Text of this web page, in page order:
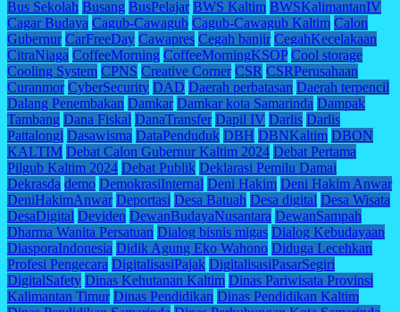
Bus Sekolah Busang BusPelajar BWS Kaltim BWSKalimantanIV
Cagar Budaya Cagub-Cawagub Cagub-Cawagub Kaltim Calon
Gubernur CarFreeDay Cawapres Cegah banjir CegahKecelakaan
CitraNiaga CoffeeMorning CoffeeMorningKSOP Cool storage
Cooling System CPNS Creative Corner CSR CSRPerusahaan
Curanmor CyberSecurity DAD Daerah perbatasan Daerah terpencil
Dalang Penembakan Damkar Damkar kota Samarinda Dampak
Tambang Dana Fiskal DanaTransfer Dapil IV Darlis Darlis
Pattalongi Dasawisma DataPenduduk DBH DBNKaltim DBON
KALTIM Debat Calon Gubernur Kaltim 2024 Debat Pertama
Pilgub Kaltim 2024 Debat Publik Deklarasi Pemilu Damai
Dekrasda demo DemokrasiInternal Deni Hakim Deni Hakim Anwar
DeniHakimAnwar Deportasi Desa Batuah Desa digital Desa Wisata
DesaDigital Deviden DewanBudayaNusantara DewanSampah
Dharma Wanita Persatuan Dialog bisnis migas Dialog Kebudayaan
DiasporaIndonesia Didik Agung Eko Wahono Diduga Lecehkan
Profesi Pengecara DigitalisasiPajak DigitalisasiPasarSegiri
DigitalSafety Dinas Kehutanan Kaltim Dinas Pariwisata Provinsi
Kalimantan Timur Dinas Pendidikan Dinas Pendidikan Kaltim